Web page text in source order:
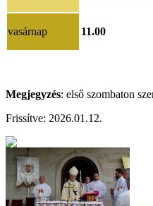
vasárnap 11.00
Megjegyzés: első szombaton
Frissítve: 2026.01.12.